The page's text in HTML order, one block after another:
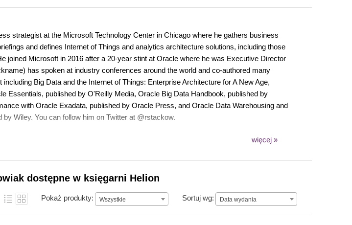
strategist at the Microsoft Technology Center in Chicago where he gathers business
and defines Internet of Things and analytics architecture solutions, including those
joined Microsoft in 2016 after a 20-year stint at Oracle where he was Executive Director
has spoken at industry conferences around the world and co-authored many
Big Data and the Internet of Things: Enterprise Architecture for A New Age,
Essentials, published by O'Reilly Media, Oracle Big Data Handbook, published by
with Oracle Exadata, published by Oracle Press, and Oracle Data Warehousing and
Wiley. You can follow him on Twitter at @rstackow.
więcej »
dostępne w księgarni Helion
Pokaż produkty: Wszystkie Sortuj wg: Data wydania
Data wydania